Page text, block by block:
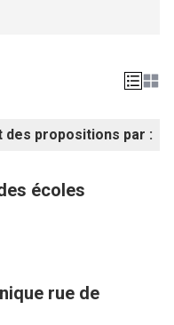
des propositions par :
écoles
rue de